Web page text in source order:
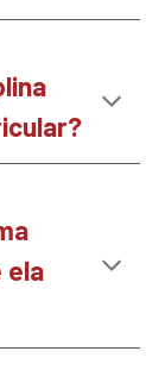
ela